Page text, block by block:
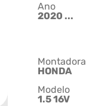
Ano
2020 ...
Montadora
HONDA
Modelo
1.5 16V